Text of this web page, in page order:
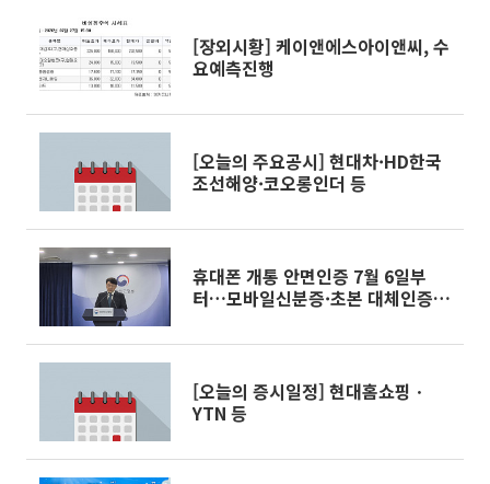
[장외시황] 케이앤에스아이앤씨, 수
요예측진행
[오늘의 주요공시] 현대차·HD한국
조선해양·코오롱인더 등
휴대폰 개통 안면인증 7월 6일부
터…모바일신분증·초본 대체인증
[오늘의 증시일정] 현대홈쇼핑ㆍ
YTN 등